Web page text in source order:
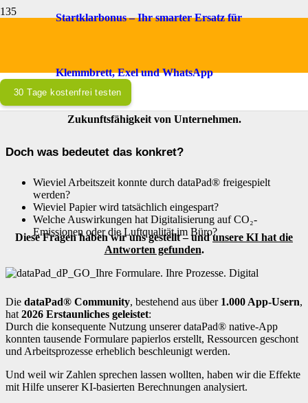
Startklarbonus – Ihr smarter Ersatz für
Klemmbrett, Exel und WhatsApp
30 Tage kostenfrei testen
Wie die dataPad® Community 2026 neue Maßstäbe setzt.
Nachhaltigkeit und Effizienz ist kein Trend,
sondern ein entscheidender Faktor für die
Zukunftsfähigkeit von Unternehmen.
Doch was bedeutet das konkret?
Wieviel Arbeitszeit konnte durch dataPad® freigespielt
werden?
Wieviel Papier wird tatsächlich eingespart?
Welche Auswirkungen hat Digitalisierung auf CO₂-
Emissionen oder die Luftqualität im Büro?
Diese Fragen haben wir uns gestellt – undunsere KI hat die
Antworten gefunden.
Die dataPad® Community, bestehend aus über 1.000 App-Usern,
hat 2026 Erstaunliches geleistet:
Durch die konsequente Nutzung unserer dataPad® native-App
konnten tausende Formulare papierlos erstellt, Ressourcen geschont
und Arbeitsprozesse erheblich beschleunigt werden.
Und weil wir Zahlen sprechen lassen wollten, haben wir die Effekte
mit Hilfe unserer KI-basierten Berechnungen analysiert.